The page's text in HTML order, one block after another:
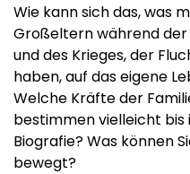
Wie kann sich das, was
Großeltern während der
und des Krieges, der
haben, auf das eigene
Welche Kräfte der
bestimmen vielleicht bis
Biografie? Was können
bewegt?